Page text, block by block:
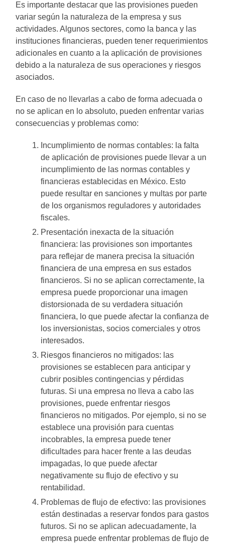
Es importante destacar que las provisiones pueden
variar según la naturaleza de la empresa y sus
actividades. Algunos sectores, como la banca y las
instituciones financieras, pueden tener requerimientos
adicionales en cuanto a la aplicación de provisiones
debido a la naturaleza de sus operaciones y riesgos
asociados.
En caso de no llevarlas a cabo de forma adecuada o
no se aplican en lo absoluto, pueden enfrentar varias
consecuencias y problemas como:
Incumplimiento de normas contables: la falta
de aplicación de provisiones puede llevar a un
incumplimiento de las normas contables y
financieras establecidas en México. Esto
puede resultar en sanciones y multas por parte
de los organismos reguladores y autoridades
fiscales.
Presentación inexacta de la situación
financiera: las provisiones son importantes
para reflejar de manera precisa la situación
financiera de una empresa en sus estados
financieros. Si no se aplican correctamente, la
empresa puede proporcionar una imagen
distorsionada de su verdadera situación
financiera, lo que puede afectar la confianza de
los inversionistas, socios comerciales y otros
interesados.
Riesgos financieros no mitigados: las
provisiones se establecen para anticipar y
cubrir posibles contingencias y pérdidas
futuras. Si una empresa no lleva a cabo las
provisiones, puede enfrentar riesgos
financieros no mitigados. Por ejemplo, si no se
establece una provisión para cuentas
incobrables, la empresa puede tener
dificultades para hacer frente a las deudas
impagadas, lo que puede afectar
negativamente su flujo de efectivo y su
rentabilidad.
Problemas de flujo de efectivo: las provisiones
están destinadas a reservar fondos para gastos
futuros. Si no se aplican adecuadamente, la
empresa puede enfrentar problemas de flujo de